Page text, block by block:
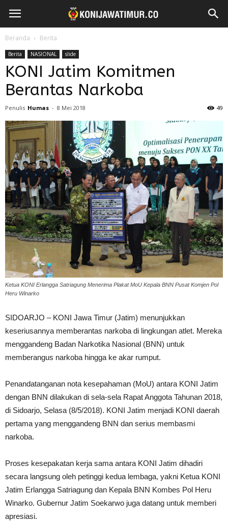
Beranda Berita
Berita NASIONAL slide
KONI Jatim Komitmen
Berantas Narkoba
Penulis Humas - 8 Mei 2018 49
Ketua KONI Erlangga Satriagung Menerima Plakat MoU Kepala BNN Pusat Komjen Pol
Heru Winarko
SIDOARJO – KONI Jawa Timur (Jatim) menunjukkan
keseriusannya memberantas narkoba di lingkungan atlet. Mereka
menggandeng Badan Narkotika Nasional (BNN) untuk
memberangus narkoba hingga ke akar rumput.
Penandatanganan nota kesepahaman (MoU) antara KONI Jatim
dengan BNN dilakukan di sela-sela Rapat Anggota Tahunan 2018,
di Sidoarjo, Selasa (8/5/2018). KONI Jatim menjadi KONI daerah
pertama yang menggandeng BNN dan serius membasmi
narkoba.
Proses kesepakatan kerja sama antara KONI Jatim dihadiri
secara langsung oleh petinggi kedua lembaga, yakni Ketua KONI
Jatim Erlangga Satriagung dan Kepala BNN Kombes Pol Heru
Winarko. Gubernur Jatim Soekarwo juga datang untuk memberi
apresiasi.